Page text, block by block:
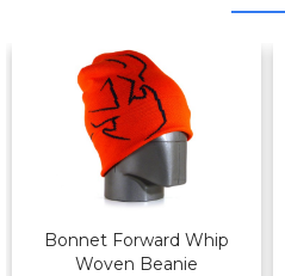
Bonnet Forward Whip
Woven Beanie